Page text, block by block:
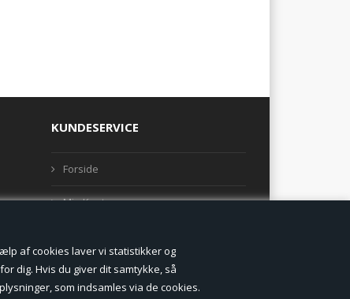
af cookies laver vi statistikker og
dig. Hvis du giver dit samtykke, så
som indsamles via de cookies.
KUNDESERVICE
Forside
Min Konto
Vilkår og betingelser